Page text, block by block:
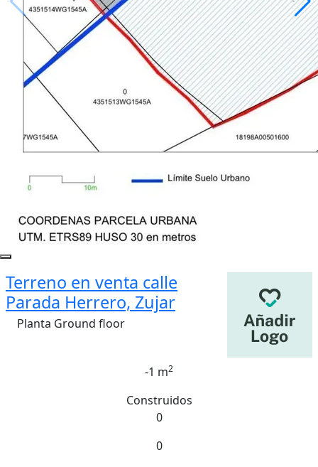
Terreno en venta calle
Parada Herrero, Zujar
Planta Ground floor
-1 m2
Construidos
0
0